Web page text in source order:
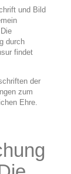
und Bild
durch
findet
der
zum
Ehre.